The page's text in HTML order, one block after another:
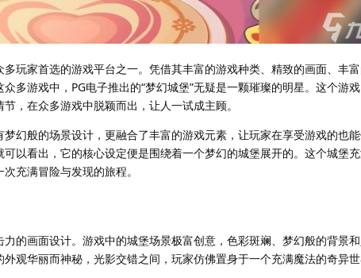
玩家首选的游戏平台之一。凭借其丰富的游戏种类、精致的画面、丰
多游戏中，PG电子推出的“梦幻城堡”无疑是一颗璀璨的明星。这个游
，在众多游戏中脱颖而出，让人一试成主顾。
梦幻般的场景设计，更融合了丰富的游戏元素，让玩家在享受游戏的也
以看出，它的核心设定便是围绕着一个梦幻的城堡展开的。这个城堡
充满冒险与发现的旅程。
的画面设计。游戏中的城堡场景极富创意，色彩斑斓、梦幻般的背景
观华丽而神秘，光影交错之间，玩家仿佛置身于一个充满魔法的奇异世